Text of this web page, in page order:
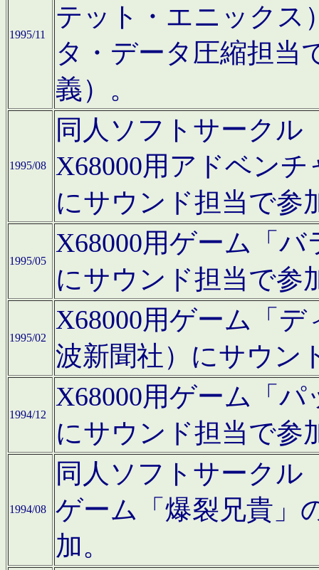
1995/11
テット・エニックス
タ・データ圧縮担当
義）。
1995/08
同人ソフトサークル
X68000用アドベン
にサウンド担当で参
1995/05
X68000用ゲーム「
にサウンド担当で参
1995/02
X68000用ゲーム「
波新聞社）にサウン
1994/12
X68000用ゲーム「
にサウンド担当で参
1994/08
同人ソフトサークル
ゲーム「爆裂兄貴」
加。